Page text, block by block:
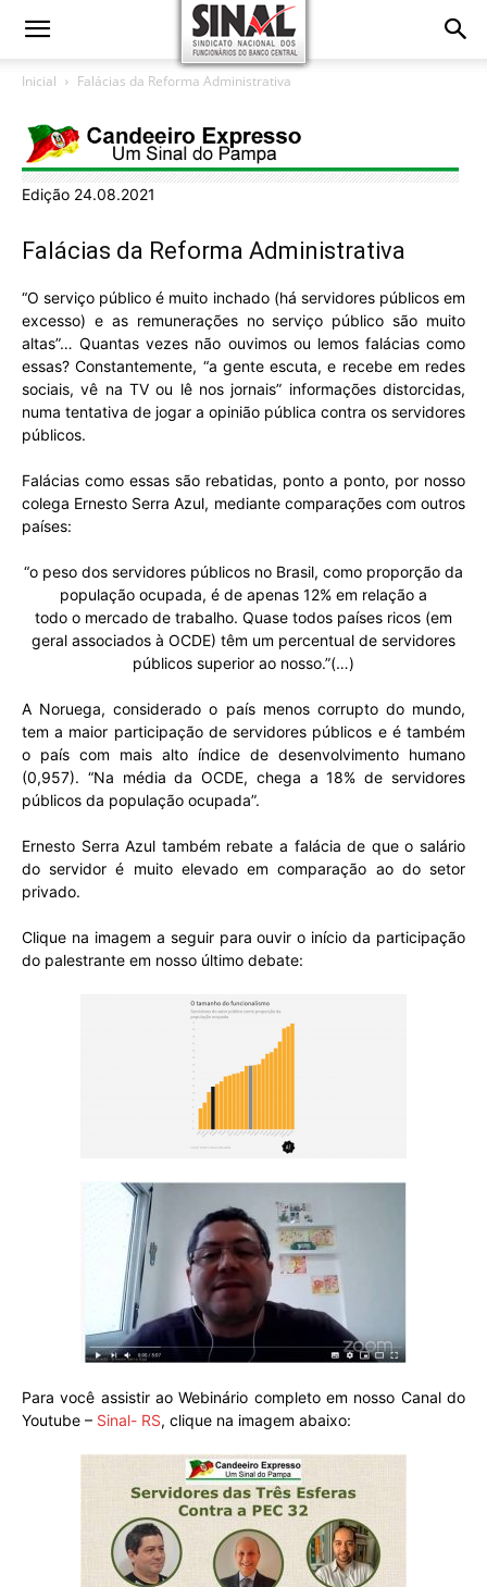
Inicial Falácias da Reforma Administrativa
Edição 24.08.2021
Falácias da Reforma Administrativa
“O serviço público é muito inchado (há servidores públicos em
excesso) e as remunerações no serviço público são muito
altas”… Quantas vezes não ouvimos ou lemos falácias como
essas? Constantemente, “a gente escuta, e recebe em redes
sociais, vê na TV ou lê nos jornais” informações distorcidas,
numa tentativa de jogar a opinião pública contra os servidores
públicos.
Falácias como essas são rebatidas, ponto a ponto, por nosso
colega Ernesto Serra Azul, mediante comparações com outros
países:
“o peso dos servidores públicos no Brasil, como proporção da
população ocupada, é de apenas 12% em relação a
todo o mercado de trabalho. Quase todos países ricos (em
geral associados à OCDE) têm um percentual de servidores
públicos superior ao nosso.”(…)
A Noruega, considerado o país menos corrupto do mundo,
tem a maior participação de servidores públicos e é também
o país com mais alto índice de desenvolvimento humano
(0,957). “Na média da OCDE, chega a 18% de servidores
públicos da população ocupada”.
Ernesto Serra Azul também rebate a falácia de que o salário
do servidor é muito elevado em comparação ao do setor
privado.
Clique na imagem a seguir para ouvir o início da participação
do palestrante em nosso último debate:
Para você assistir ao Webinário completo em nosso Canal do
Youtube – Sinal- RS, clique na imagem abaixo: